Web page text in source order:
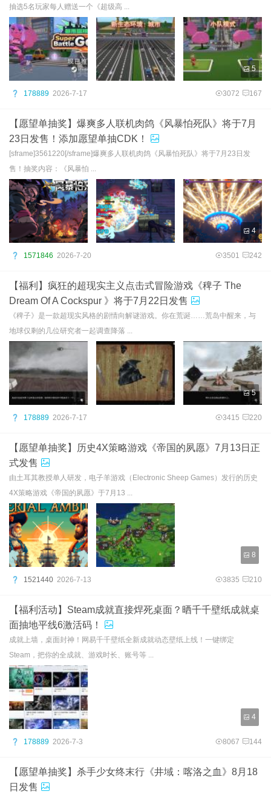
抽选5名玩家每人赠送一个《超级高 ...
5
178889 2026-7-17 3072 167
【愿望单抽奖】爆爽多人联机肉鸽《风暴怕死队》将于7月
23日发售！添加愿望单抽CDK！
[sframe]3561220[/sframe]爆爽多人联机肉鸽《风暴怕死队》将于7月23日发
售！抽奖内容：《风暴怕 ...
4
1571846 2026-7-20 3501 242
【福利】疯狂的超现实主义点击式冒险游戏《稗子 The
Dream Of A Cockspur 》将于7月22日发售
《稗子》是一款超现实风格的剧情向解谜游戏。你在荒诞……荒岛中醒来，与
地球仅剩的几位研究者一起调查降落 ...
5
178889 2026-7-17 3415 220
【愿望单抽奖】历史4X策略游戏《帝国的夙愿》7月13日正
式发售
由土耳其教授单人研发，电子羊游戏（Electronic Sheep Games）发行的历史
4X策略游戏《帝国的夙愿》于7月13 ...
8
1521440 2026-7-13 3835 210
【福利活动】Steam成就直接焊死桌面？晒千千壁纸成就桌
面抽地平线6激活码！
成就上墙，桌面封神！网易千千壁纸全新成就动态壁纸上线！一键绑定
Steam，把你的全成就、游戏时长、账号等 ...
4
178889 2026-7-3 8067 144
【愿望单抽奖】杀手少女终末行《井域：喀洛之血》8月18
日发售